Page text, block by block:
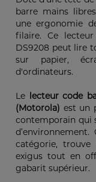
barre mains
une ergonomie
filaire. Ce
DS9208 peut lire
sur papier,
d'ordinateurs.
Le lecteur code
(Motorola) est un
contemporain qui
catégorie, trouve
exigus tout en
gabarit supérieur.